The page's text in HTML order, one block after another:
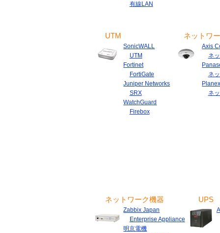
有線LAN
UTM
SonicWALL
UTM
Fortinet
FortiGate
Juniper Networks
SRX
WatchGuard
Firebox
ネットワ
Axis
ネ
ネ
ネ
ネットワーク機器
Zabbix Japan
Enterprise Appliance
明京電機
UPS